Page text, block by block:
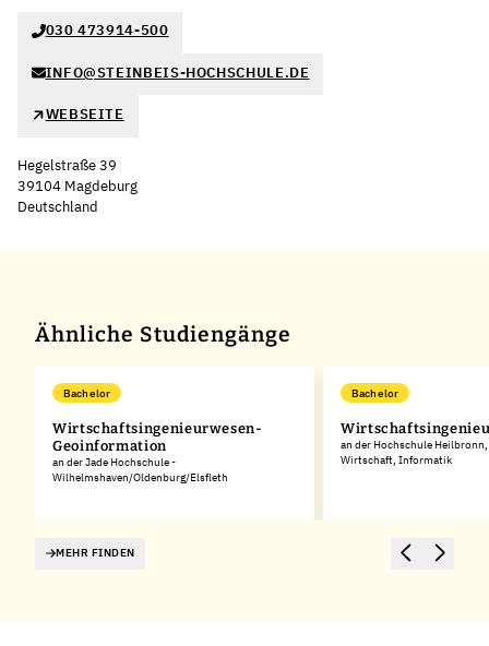
030 473914-500
INFO@STEINBEIS-HOCHSCHULE.DE
WEBSEITE
Hegelstraße 39
39104 Magdeburg
Deutschland
Ähnliche Studiengänge
Bachelor
Wirtschaftsingenieurwesen-
Geoinformation
an der Jade Hochschule -
Wilhelmshaven/Oldenburg/Elsfleth
Bachelor
an der Hochschule
Wirtschaft, Informatik
MEHR FINDEN